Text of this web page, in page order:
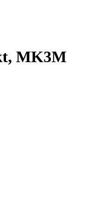
MK3M